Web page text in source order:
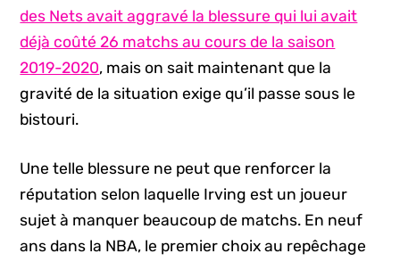
des Nets avait aggravé la blessure qui lui avait
déjà coûté 26 matchs au cours de la saison
2019-2020, mais on sait maintenant que la
gravité de la situation exige qu’il passe sous le
bistouri.
Une telle blessure ne peut que renforcer la
réputation selon laquelle Irving est un joueur
sujet à manquer beaucoup de matchs. En neuf
ans dans la NBA, le premier choix au repêchage